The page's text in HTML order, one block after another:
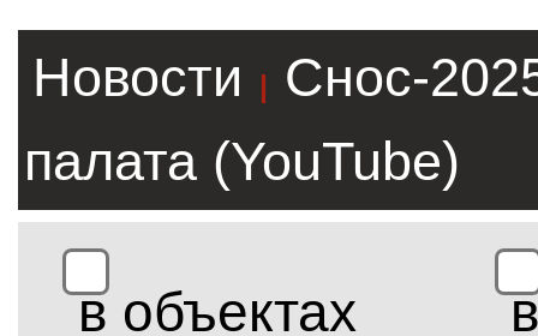
Новости |
Снос-
палата (YouTube)
в объектах
в